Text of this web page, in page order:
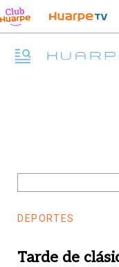
DEPORTES
Tarde de